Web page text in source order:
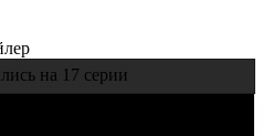
на 17 серии